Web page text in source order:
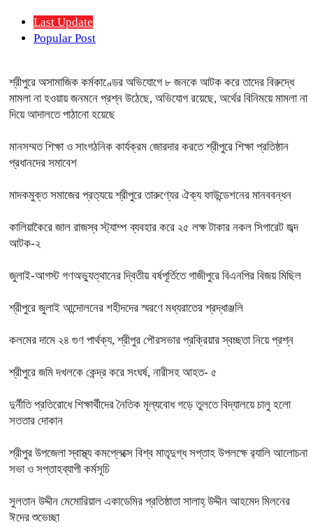
Last Update
Popular Post
শ্রীপুরে অসামাজিক কর্মকাণ্ডের অভিযোগে ৮ জনকে আটক করে তাদের বিরুদ্ধে
মামলা না হওয়ায় জনমনে প্রশ্ন উঠেছে, অভিযোগ রয়েছে, অর্থের বিনিময়ে মামলা না
দিয়ে আদালতে পাঠানো হয়েছে
মানসম্মত শিক্ষা ও সাংগঠনিক কার্যক্রম জোরদার করতে শ্রীপুরে শিক্ষা প্রতিষ্ঠান
প্রধানদের সমাবেশ
মাদকমুক্ত সমাজের প্রত্যয়ে শ্রীপুরে তারুণ্যের ঐক্য ফাউন্ডেশনের মানববন্ধন
কালিয়াকৈরে জাল রাজস্ব স্ট্যাম্প ব্যবহার করে ২৫ লক্ষ টাকার নকল সিগারেট জব্দ
আটক-২
জুলাই-আগস্ট গণঅভ্যুত্থানের দ্বিতীয় বর্ষপূর্তিতে গাজীপুরে বিএনপির বিজয় মিছিল
শ্রীপুরে জুলাই আন্দোলনের শহীদদের স্মরণে মধ্যরাতের শ্রদ্ধাঞ্জলি
কলমের দামে ২৪ গুণ পার্থক্য, শ্রীপুর পৌরসভার প্রক্রিয়ার স্বচ্ছতা নিয়ে প্রশ্ন
শ্রীপুরে জমি দখলকে কেন্দ্র করে সংঘর্ষ, নারীসহ আহত- ৫
দুর্নীতি প্রতিরোধে শিক্ষার্থীদের নৈতিক মূল্যবোধ গড়ে তুলতে বিদ্যালয়ে চালু হলো
সততার দোকান
শ্রীপুর উপজেলা স্বাস্থ্য কমপ্লেক্সে বিশ্ব মাতৃদুগ্ধ সপ্তাহ উপলক্ষে র‍্যালি আলোচনা
সভা ও সপ্তাহব্যাপী কর্মসূচি
সুলতান উদ্দীন মেমোরিয়াল একাডেমির প্রতিষ্ঠাতা সালাহ্ উদ্দীন আহমেদ মিলনের
ঈদের শুভেচ্ছা